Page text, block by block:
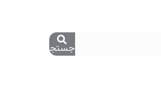
جستجو